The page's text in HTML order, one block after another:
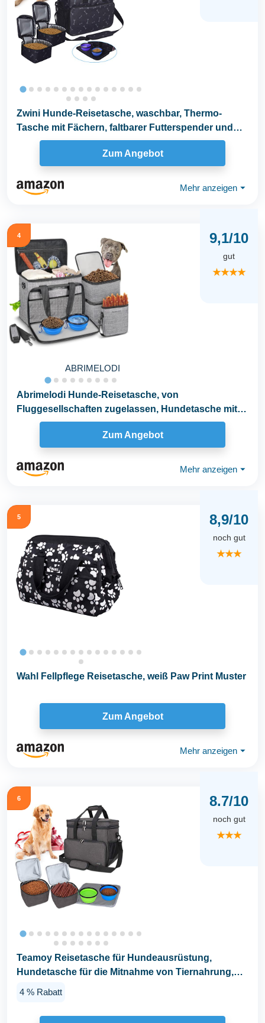
Zwini Hunde-Reisetasche, waschbar, Thermo-
Tasche mit Fächern, faltbarer Futterspender und
Tränke
Zum Angebot
Mehr anzeigen ⏷
4
ABRIMELODI
9,1/10
gut
★★★★
Abrimelodi Hunde-Reisetasche, von
Fluggesellschaften zugelassen, Hundetasche mit 2
faltbaren...
Zum Angebot
Mehr anzeigen ⏷
5 8,9/10
noch gut
★★★
Wahl Fellpflege Reisetasche, weiß Paw Print Muster
Zum Angebot
Mehr anzeigen ⏷
6 8.7/10
noch gut
★★★
Teamoy Reisetasche für Hundeausrüstung,
Hundetasche für die Mitnahme von Tiernahrung,
4 % Rabatt